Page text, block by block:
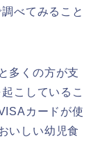
べてみること
多くの方が支
こしているこ
カードが使
いしい幼児食